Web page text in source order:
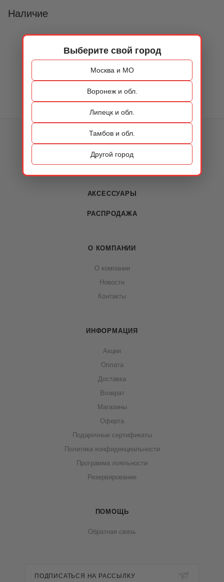
Выберите свой город
Москва и МО
Воронеж и обл.
Липецк и обл.
Тамбов и обл.
Другой город
Наличие
КАТАЛОГ
ОБУВЬ
СУМКИ
АКСЕССУАРЫ
РАСПРОДАЖА
О КОМПАНИИ
О компании
Новости
Контакты
ИНФОРМАЦИЯ
Акции
Оплата
Доставка
Возврат
Магазины
Оферта
Подарочные сертификаты
Политика конфиденциальности
Программа лояльности
Резервирование
ПОМОЩЬ
Обратная связь
ПОДПИСАТЬСЯ НА РАССЫЛКУ